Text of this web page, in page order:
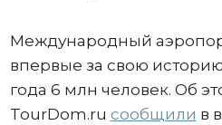
Международный
впервые за свою
года 6 млн человек. Об
TourDom.ru сообщили в